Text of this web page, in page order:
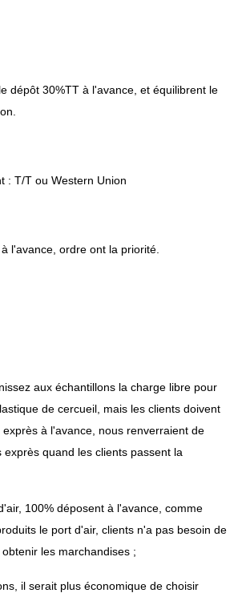
dépôt 30%TT à l'avance, et équilibrent le
: T/T ou Western Union
l'avance, ordre ont la priorité.
aux échantillons la charge libre pour
de cercueil, mais les clients doivent
à l'avance, nous renverraient de
quand les clients passent la
100% déposent à l'avance, comme
le port d'air, clients n'a pas besoin de
les marchandises ;
il serait plus économique de choisir